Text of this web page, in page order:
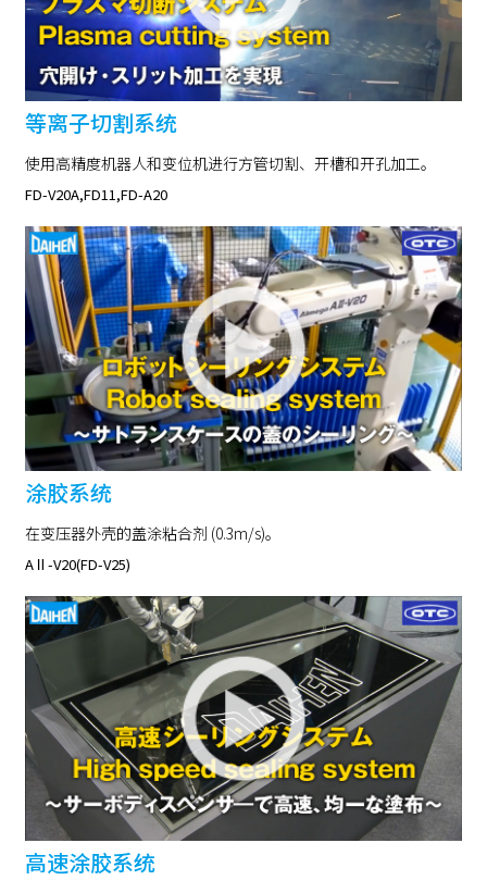
等离子切割系统
使用高精度机器人和变位机进行方管切割、开槽和开孔加工。
FD-V20A,FD11,FD-A20
涂胶系统
在变压器外壳的盖涂粘合剂 (0.3m/s)。
AⅡ-V20(FD-V25)
高速涂胶系统